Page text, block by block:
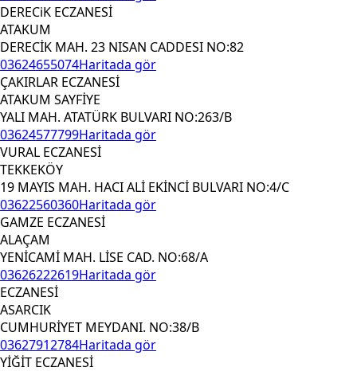
DERECiK ECZANESİ
ATAKUM
DERECİK MAH. 23 NISAN CADDESI NO:82
03624655074Haritada gör
ÇAKIRLAR ECZANESİ
ATAKUM SAYFİYE
YALI MAH. ATATÜRK BULVARI NO:263/B
03624577799Haritada gör
VURAL ECZANESİ
TEKKEKÖY
19 MAYIS MAH. HACI ALİ EKİNCİ BULVARI NO:4/C
03622560360Haritada gör
GAMZE ECZANESİ
ALAÇAM
YENİCAMİ MAH. LİSE CAD. NO:68/A
03626222619Haritada gör
ECZANESİ
ASARCIK
CUMHURİYET MEYDANI. NO:38/B
03627912784Haritada gör
YİĞİT ECZANESİ